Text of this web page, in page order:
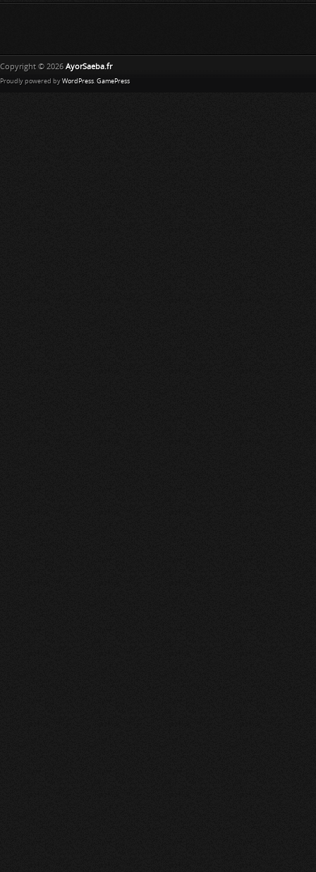
Copyright © 2026 AyorSaeba.fr
Proudly powered by WordPress. GamePress